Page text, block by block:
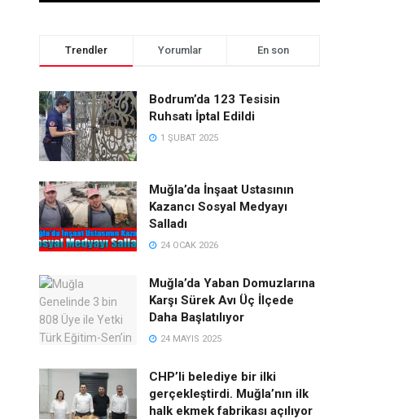
Trendler Yorumlar En son
Bodrum’da 123 Tesisin
Ruhsatı İptal Edildi
1 ŞUBAT 2025
Muğla’da İnşaat Ustasının
Kazancı Sosyal Medyayı
Salladı
24 OCAK 2026
Muğla’da Yaban Domuzlarına
Karşı Sürek Avı Üç İlçede
Daha Başlatılıyor
24 MAYIS 2025
CHP’li belediye bir ilki
gerçekleştirdi. Muğla’nın ilk
halk ekmek fabrikası açılıyor